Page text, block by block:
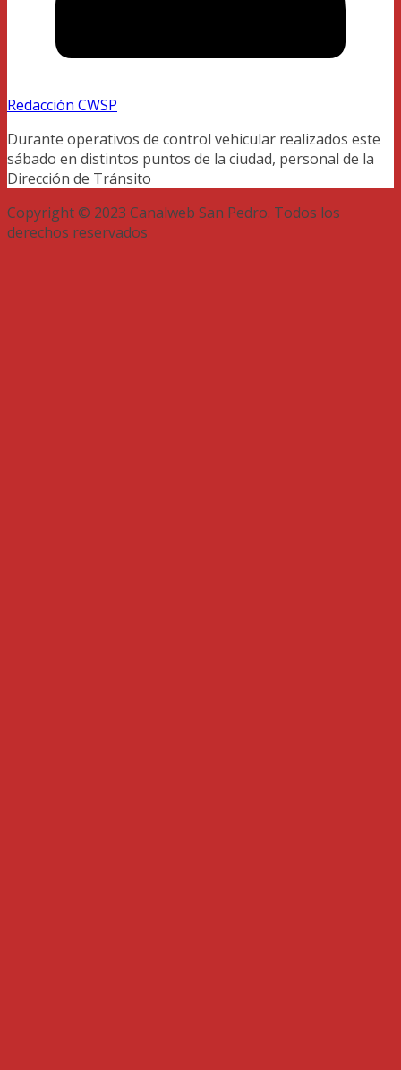
Redacción CWSP
Durante operativos de control vehicular realizados este
sábado en distintos puntos de la ciudad, personal de la
Dirección de Tránsito